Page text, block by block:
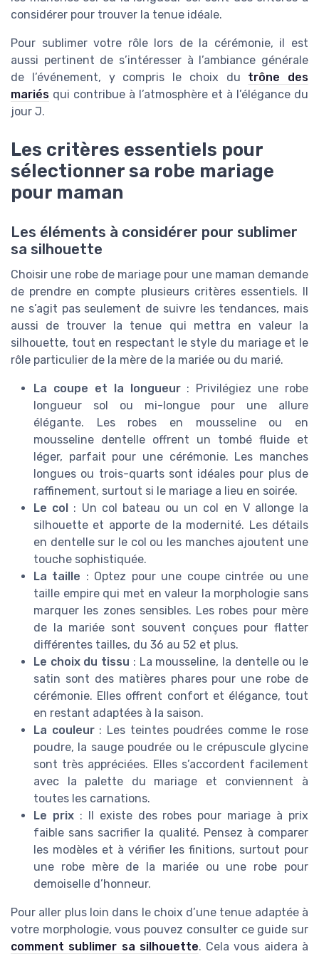
considérer pour trouver la tenue idéale.
Pour sublimer votre rôle lors de la cérémonie, il est
aussi pertinent de s’intéresser à l’ambiance générale
de l’événement, y compris le choix du trône des
mariés qui contribue à l’atmosphère et à l’élégance du
jour J.
Les critères essentiels pour
sélectionner sa robe mariage
pour maman
Les éléments à considérer pour sublimer
sa silhouette
Choisir une robe de mariage pour une maman demande
de prendre en compte plusieurs critères essentiels. Il
ne s’agit pas seulement de suivre les tendances, mais
aussi de trouver la tenue qui mettra en valeur la
silhouette, tout en respectant le style du mariage et le
rôle particulier de la mère de la mariée ou du marié.
La coupe et la longueur: Privilégiez une robe
longueur sol ou mi-longue pour une allure
élégante. Les robes en mousseline ou en
mousseline dentelle offrent un tombé fluide et
léger, parfait pour une cérémonie. Les manches
longues ou trois-quarts sont idéales pour plus de
raffinement, surtout si le mariage a lieu en soirée.
Le col
: Un col bateau ou un col en V allonge la
silhouette et apporte de la modernité. Les détails
en dentelle sur le col ou les manches ajoutent une
touche sophistiquée.
La taille : Optez pour une coupe cintrée ou une
taille empire qui met en valeur la morphologie sans
marquer les zones sensibles. Les robes pour mère
de la mariée sont souvent conçues pour flatter
différentes tailles, du 36 au 52 et plus.
Le choix du tissu : La mousseline, la dentelle ou le
satin sont des matières phares pour une robe de
cérémonie. Elles offrent confort et élégance, tout
en restant adaptées à la saison.
La couleur: Les teintes poudrées comme le rose
poudre, la sauge poudrée ou le crépuscule glycine
sont très appréciées. Elles s’accordent facilement
avec la palette du mariage et conviennent à
toutes les carnations.
Le prix: Il existe des robes pour mariage à prix
faible sans sacrifier la qualité. Pensez à comparer
les modèles et à vérifier les finitions, surtout pour
une robe mère de la mariée ou une robe pour
demoiselle d’honneur.
Pour aller plus loin dans le choix d’une tenue adaptée à
votre morphologie, vous pouvez consulter ce guide sur
comment sublimer sa silhouette. Cela vous aidera à